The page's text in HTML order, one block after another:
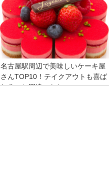
迎のカウンター席を設置しているお店が
いくつもあります。これからはじめて一
人焼肉にチャレンジしてみたい人達のた
めに、名古屋でおすすめの人気店を7店
ご紹介します。
名古屋駅周辺で美味しいケーキ屋
さんTOP10！テイクアウトも喜ば
れること間違いなし